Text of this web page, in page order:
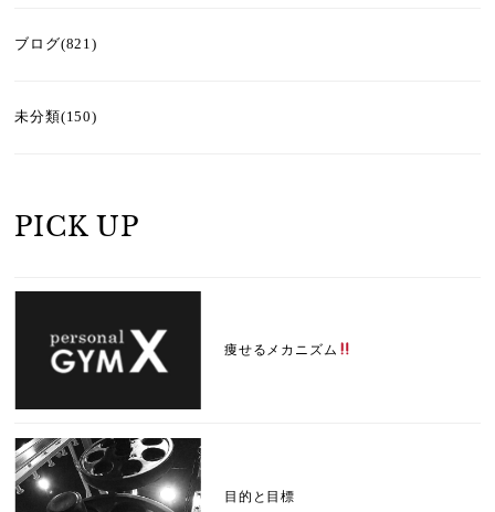
ブログ(821)
未分類(150)
PICK UP
痩せるメカニズム
目的と目標